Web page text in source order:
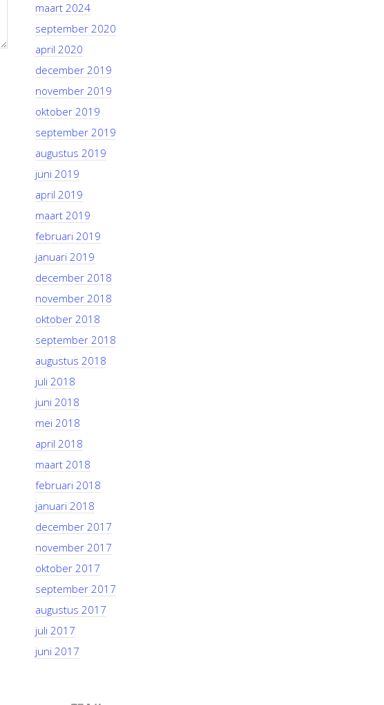
maart 2024
september 2020
april 2020
december 2019
november 2019
oktober 2019
september 2019
augustus 2019
juni 2019
april 2019
maart 2019
februari 2019
januari 2019
december 2018
november 2018
oktober 2018
september 2018
augustus 2018
juli 2018
juni 2018
mei 2018
april 2018
maart 2018
februari 2018
januari 2018
december 2017
november 2017
oktober 2017
september 2017
augustus 2017
juli 2017
juni 2017